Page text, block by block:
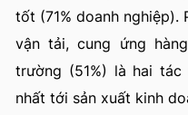
tốt (71% doanh nghiệp).
vận tải, cung ứng
trường (51%) là hai tác
nhất tới sản xuất kinh